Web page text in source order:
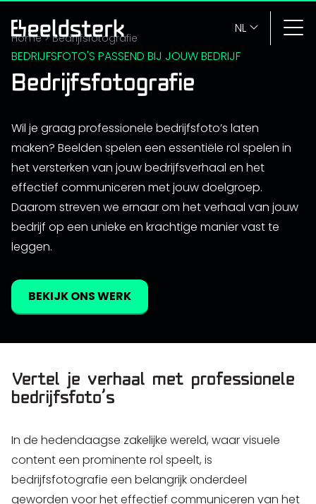
NL
Home > Bedrijfsfotografie
BEDRIJFSFOTO'S PASSEND BIJ JOUW BEDRIJF
Bedrijfsfotografie
Wil je graag professionele bedrijfsfoto’s laten
maken? Beelden spelen een essentiële rol spelen in
het versterken van jouw bedrijfsverhaal en het
effectief communiceren met jouw doelgroep.
Daarom streven we ernaar om het verhaal van jouw
bedrijf op een unieke en krachtige manier vast te
leggen.
BEKIJK ONS WERK
Vertel je verhaal met professionele
bedrijfsfoto’s
In de hedendaagse zakelijke wereld, waar visuele
content een prominente rol speelt, is
bedrijfsfotografie een belangrijk onderdeel
geworden voor het effectief communiceren van het